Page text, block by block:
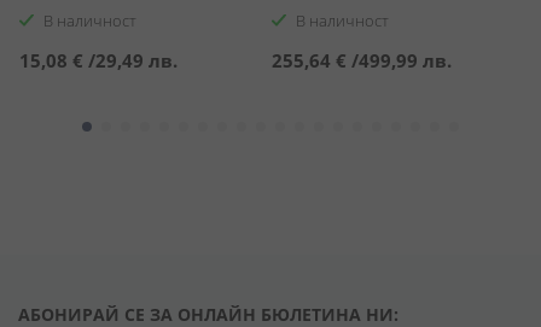
В наличност
15,08 € /29,49 лв.
В наличност
255,64 € /499,99 лв.
АБОНИРАЙ СЕ ЗА ОНЛАЙН БЮЛЕТИНА НИ: